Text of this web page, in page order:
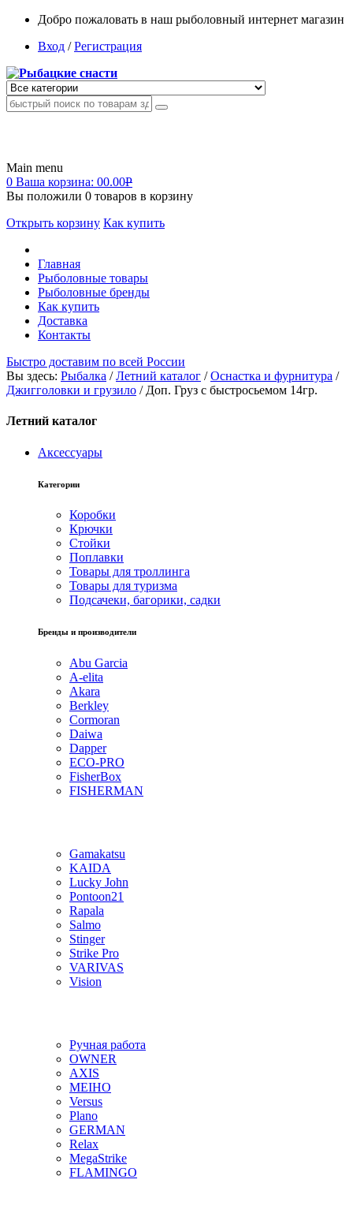
Добро пожаловать в наш рыболовный интернет магазин
Вход /Регистрация
Main menu
0 Ваша корзина: 00.00Р
Вы положили 0 товаров в корзину
Открыть корзину Как купить
Главная
Рыболовные товары
Рыболовные бренды
Как купить
Доставка
Контакты
Быстро доставим по всей России
Вы здесь: Рыбалка /Летний каталог /Оснастка и фурнитура /
Джигголовки и грузило / Доп. Груз с быстросьемом 14гр.
Летний каталог
Аксессуары
Категории
Коробки
Крючки
Стойки
Поплавки
Товары для троллинга
Товары для туризма
Подсачеки, багорики, садки
Бренды и производители
Abu Garcia
A-elita
Akara
Berkley
Cormoran
Daiwa
Dapper
ECO-PRO
FisherBox
FISHERMAN
Gamakatsu
KAIDA
Lucky John
Pontoon21
Rapala
Salmo
Stinger
Strike Pro
VARIVAS
Vision
Ручная работа
OWNER
AXIS
MEIHO
Versus
Plano
GERMAN
Relax
MegaStrike
FLAMINGO